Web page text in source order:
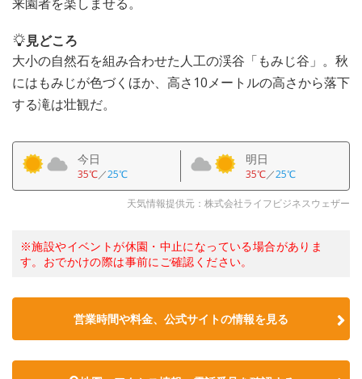
見どころ
大小の自然石を組み合わせた人工の渓谷「もみじ谷」。秋
にはもみじが色づくほか、高さ10メートルの高さから落下
する滝は壮観だ。
今日
35℃／25℃
明日
35℃／25℃
天気情報提供元：株式会社ライフビジネスウェザー
※施設やイベントが休園・中止になっている場合がありま
す。おでかけの際は事前にご確認ください。
営業時間や料金、公式サイトの情報を見る